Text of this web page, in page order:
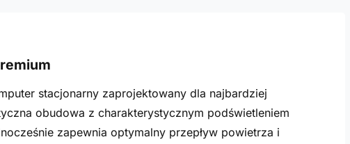
stacjonarny zaprojektowany dla najbardziej
obudowa z charakterystycznym podświetleniem
zapewnia optymalny przepływ powietrza i